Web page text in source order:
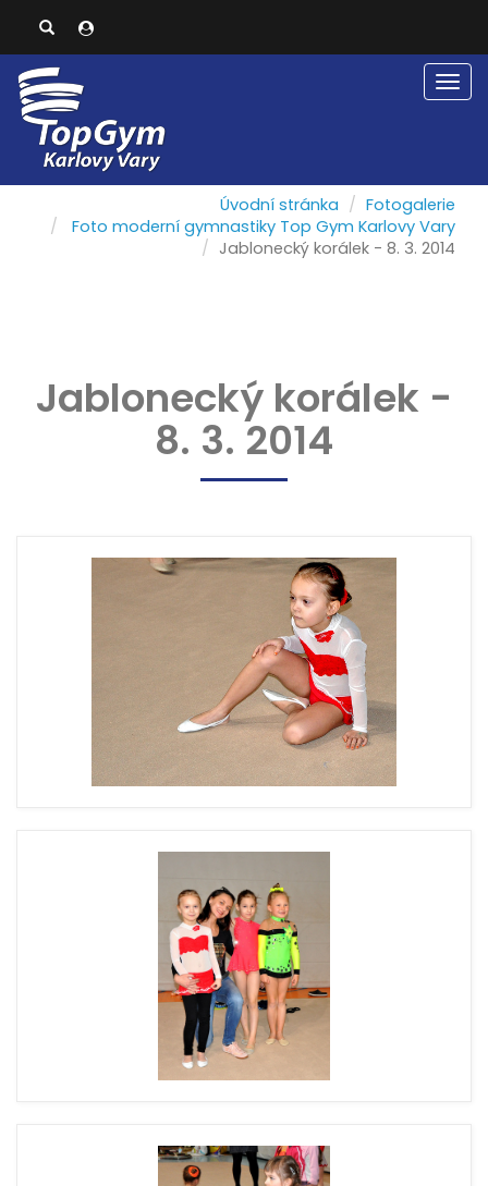
Úvodní stránka
Fotogalerie
Foto moderní gymnastiky Top Gym Karlovy Vary
Jablonecký korálek - 8. 3. 2014
Jablonecký korálek -
8. 3. 2014